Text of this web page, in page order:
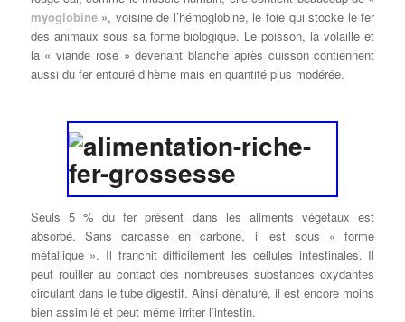
myoglobine», voisine de l’hémoglobine, le foie qui stocke le fer
des animaux sous sa forme biologique. Le poisson, la volaille et
la « viande rose » devenant blanche après cuisson contiennent
aussi du fer entouré d’hème mais en quantité plus modérée.
Seuls 5 % du fer présent dans les aliments végétaux est
absorbé. Sans carcasse en carbone, il est sous « forme
métallique ». Il franchit difficilement les cellules intestinales. Il
peut rouiller au contact des nombreuses substances oxydantes
circulant dans le tube digestif. Ainsi dénaturé, il est encore moins
bien assimilé et peut même irriter l’intestin.